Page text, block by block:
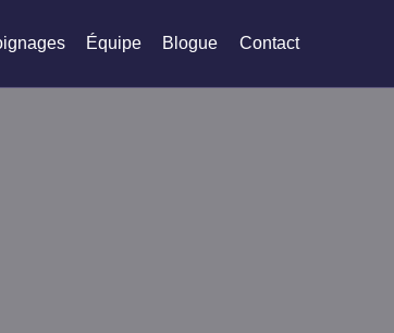
Équipe Blogue Contact